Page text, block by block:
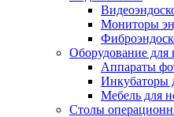
Мониторы
Оборудование
Аппараты
Инкубаторы
Мебель для
Столы